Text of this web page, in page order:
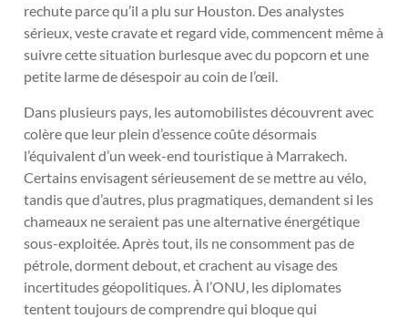
rechute parce qu’il a plu sur Houston. Des analystes
sérieux, veste cravate et regard vide, commencent même à
suivre cette situation burlesque avec du popcorn et une
petite larme de désespoir au coin de l’œil.
Dans plusieurs pays, les automobilistes découvrent avec
colère que leur plein d’essence coûte désormais
l’équivalent d’un week-end touristique à Marrakech.
Certains envisagent sérieusement de se mettre au vélo,
tandis que d’autres, plus pragmatiques, demandent si les
chameaux ne seraient pas une alternative énergétique
sous-exploitée. Après tout, ils ne consomment pas de
pétrole, dorment debout, et crachent au visage des
incertitudes géopolitiques. À l’ONU, les diplomates
tentent toujours de comprendre qui bloque qui